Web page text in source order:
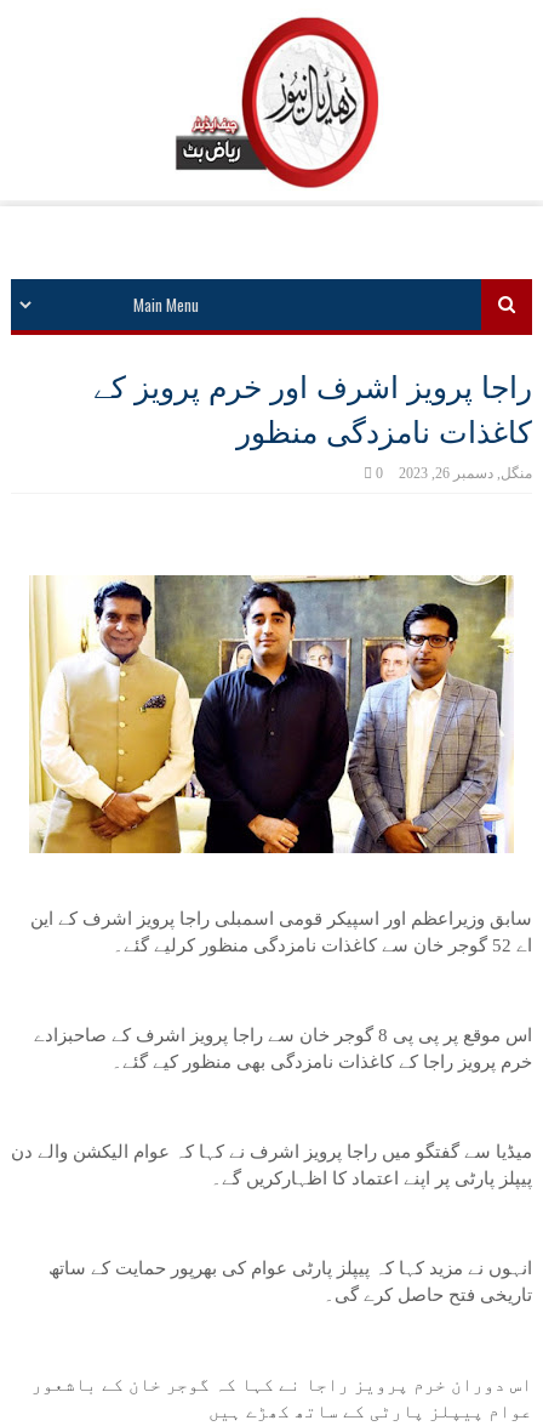
راجا پرویز اشرف اور خرم پرویز کے
کاغذات نامزدگی منظور
منگل, دسمبر 26, 2023 0
سابق وزیراعظم اور اسپیکر قومی اسمبلی راجا پرویز اشرف کے این
اے 52 گوجر خان سے کاغذات نامزدگی منظور کرلیے گئے۔
اس موقع پر پی پی 8 گوجر خان سے راجا پرویز اشرف کے صاحبزادے
خرم پرویز راجا کے کاغذات نامزدگی بھی منظور کیے گئے۔
میڈیا سے گفتگو میں راجا پرویز اشرف نے کہا کہ عوام الیکشن والے دن
پیپلز پارٹی پر اپنے اعتماد کا اظہارکریں گے۔
انہوں نے مزید کہا کہ پیپلز پارٹی عوام کی بھرپور حمایت کے ساتھ
تاریخی فتح حاصل کرے گی۔
اس دوران خرم پرویز راجا نے کہا کہ گوجر خان کے باشعور
عوام پیپلز پارٹی کے ساتھ کھڑے ہیں